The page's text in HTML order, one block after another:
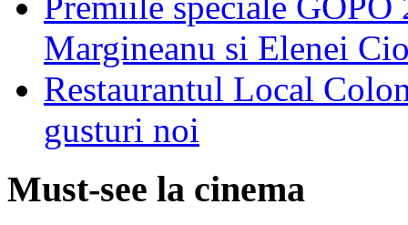
Margineanu si Elenei
Restaurantul Local
gusturi noi
Must-see la cinema